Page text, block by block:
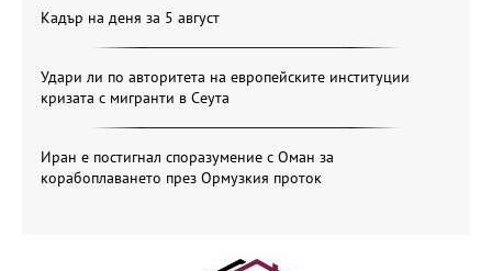
Кадър на деня за 5 август
Удари ли по авторитета на европейските институции
кризата с мигранти в Сеута
Иран е постигнал споразумение с Оман за
корабоплаването през Ормузкия проток